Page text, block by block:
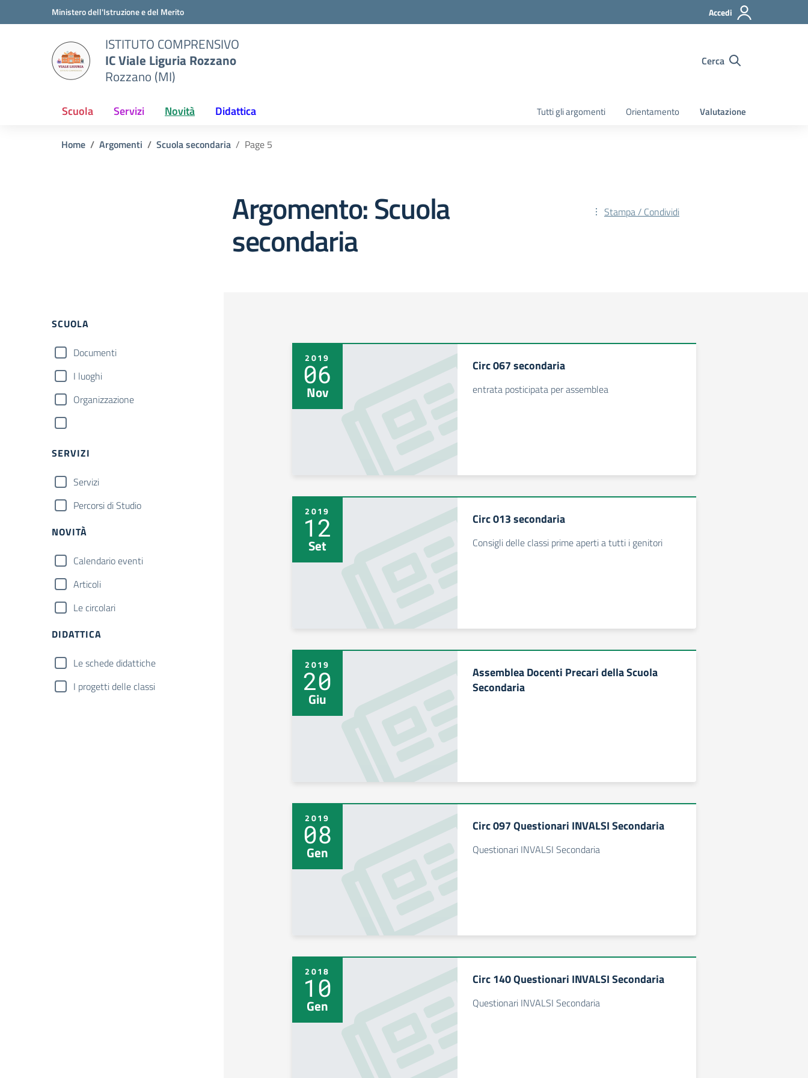
Vai ai contenuti
Vai al menu di navigazioneMinistero dell'Istruzione e del Merito Accedi
ISTITUTO COMPRENSIVO
IC Viale Liguria Rozzano
Rozzano (MI)
Cerca
Scuola Servizi Novità Didattica Tutti gli argomenti Orientamento Valutazione
Home Argomenti Scuola secondaria Page 5
Argomento: Scuola
secondaria
Stampa / Condividi
SCUOLA
Documenti
I luoghi
Organizzazione
SERVIZI
Servizi
Percorsi di Studio
NOVITÀ
Calendario eventi
Articoli
Le circolari
DIDATTICA
Le schede didattiche
I progetti delle classi
2019
06
Nov
Circ 067 secondaria
entrata posticipata per assemblea
2019
12
Set
Circ 013 secondaria
Consigli delle classi prime aperti a tutti i genitori
2019
20
Giu
Assemblea Docenti Precari della Scuola
Secondaria
2019
08
Gen
Circ 097 Questionari INVALSI Secondaria
Questionari INVALSI Secondaria
2018
10
Gen
Circ 140 Questionari INVALSI Secondaria
Questionari INVALSI Secondaria